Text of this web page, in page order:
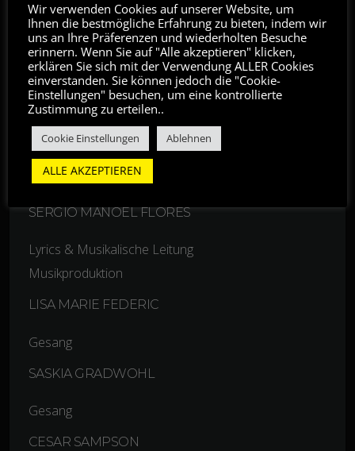
10. JERICHO
Rahab versteckt zwei israelitische Soldaten in ihrem
Haus in Jericho. Beim darauffolgenden Massaker
wird die gesamte Stadt zerstört, lediglich Rahabs
Haus bleibt verschont. Durch ihr mutiges Handeln
wurde Sie eine Stammmutter Jesu.
MUSIKER
SERGIO MANOEL FLORES
Lyrics & Musikalische Leitung
Musikproduktion
LISA MARIE FEDERIC
Gesang
SASKIA GRADWOHL
Gesang
CESAR SAMPSON
Wir verwenden Cookies auf unserer Website, um
Ihnen die bestmögliche Erfahrung zu bieten, indem wir
uns an Ihre Präferenzen und wiederholten Besuche
erinnern. Wenn Sie auf "Alle akzeptieren" klicken,
erklären Sie sich mit der Verwendung ALLER Cookies
einverstanden. Sie können jedoch die "Cookie-
Einstellungen" besuchen, um eine kontrollierte
Zustimmung zu erteilen..
Cookie Einstellungen Ablehnen
ALLE AKZEPTIEREN